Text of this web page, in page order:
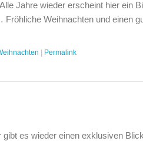
Jahre wieder erscheint hier ein
Weihnachten und einen
Permalink
gibt es wieder einen exklusiven